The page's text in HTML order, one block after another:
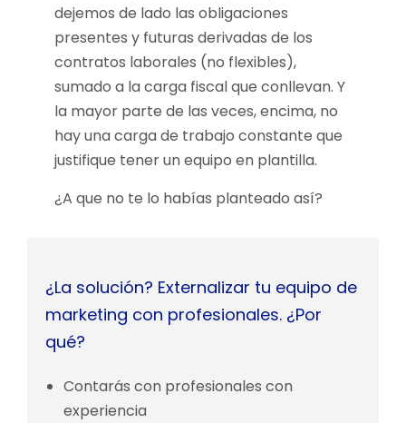
dejemos de lado las obligaciones
presentes y futuras derivadas de los
contratos laborales (no flexibles),
sumado a la carga fiscal que conllevan. Y
la mayor parte de las veces, encima, no
hay una carga de trabajo constante que
justifique tener un equipo en plantilla.
¿A que no te lo habías planteado así?
¿La solución? Externalizar tu equipo de
marketing con profesionales. ¿Por
qué?
Contarás con profesionales con
experiencia